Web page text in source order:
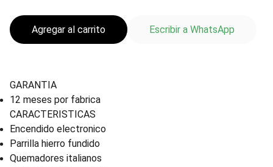
Agregar al carrito Escribir a WhatsApp
GARANTIA
12 meses por fabrica
CARACTERISTICAS
Encendido electronico
Parrilla hierro fundido
Quemadores italianos